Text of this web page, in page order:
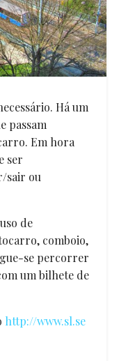
Há um
passam
Em hora
ser
sair ou
de
comboio,
se percorrer
um bilhete de
http://www.sl.se